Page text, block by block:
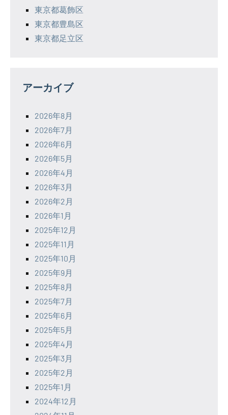
東京都葛飾区
東京都豊島区
東京都足立区
アーカイブ
2026年8月
2026年7月
2026年6月
2026年5月
2026年4月
2026年3月
2026年2月
2026年1月
2025年12月
2025年11月
2025年10月
2025年9月
2025年8月
2025年7月
2025年6月
2025年5月
2025年4月
2025年3月
2025年2月
2025年1月
2024年12月